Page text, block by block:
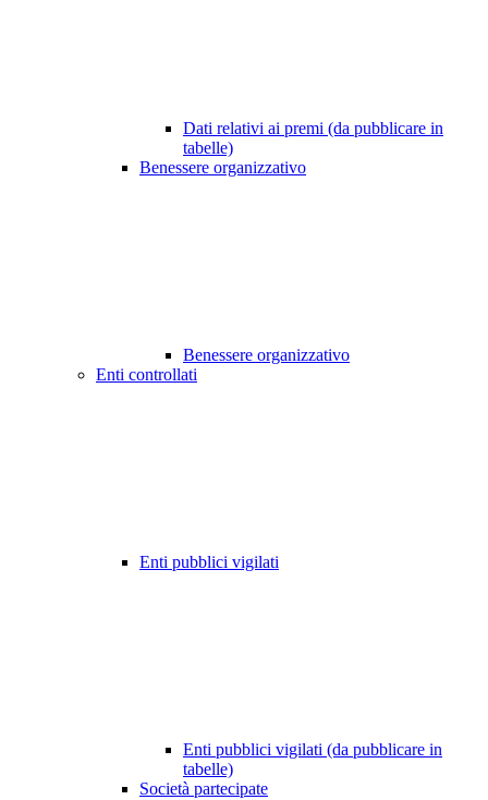
Dati relativi ai premi (da pubblicare in
tabelle)
Benessere organizzativo
Benessere organizzativo
Enti controllati
Enti pubblici vigilati
Enti pubblici vigilati (da pubblicare in
tabelle)
Società partecipate